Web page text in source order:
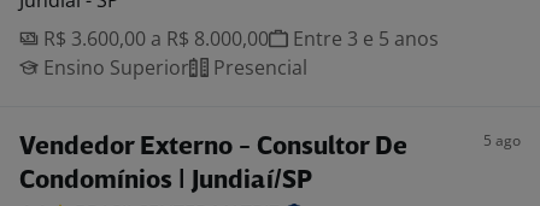
R$ 3.600,00 a R$ 8.000,00
Entre 3 e 5 anos
Ensino Superior
Presencial
Vendedor Externo - Consultor De
Condomínios | Jundiaí/SP
5 ago